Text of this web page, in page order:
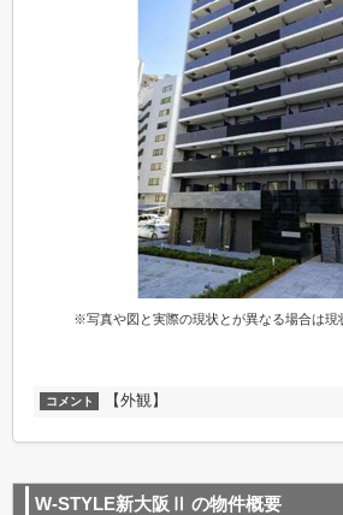
※写真や図と実際の現状とが異なる場合は現
コメント 【外観】
W-STYLE新大阪Ⅱ の物件概要